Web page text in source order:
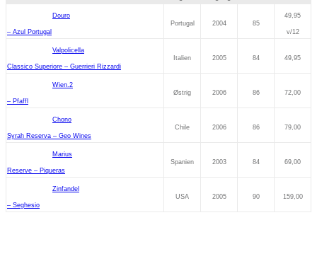
Douro
– Azul Portugal
Portugal 2004 85
49,95
v/12
Valpolicella
Classico Superiore – Guerrieri Rizzardi
Italien 2005 84 49,95
Wien.2
– Pfaffl
Østrig 2006 86 72,00
Chono
Syrah Reserva – Geo Wines
Chile 2006 86 79,00
Marius
Reserve – Piqueras
Spanien 2003 84 69,00
Zinfandel
– Seghesio
USA 2005 90 159,00